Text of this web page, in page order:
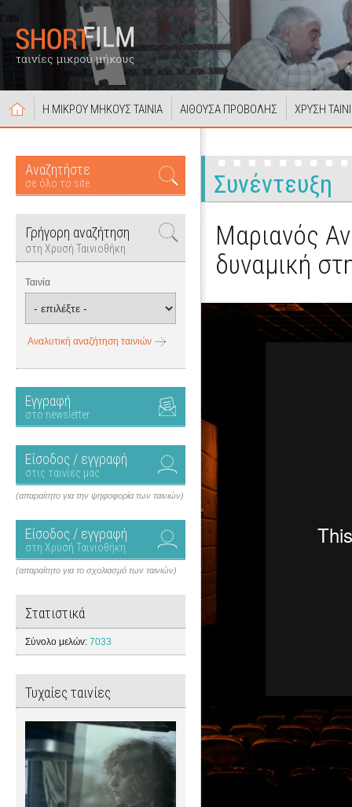
Η ΜΙΚΡΟΥ ΜΗΚΟΥΣ ΤΑΙΝΙΑ ΑΙΘΟΥΣΑ ΠΡΟΒΟΛΗΣ ΧΡΥΣΗ
Αναζητήστε
σε όλο το site
Γρήγορη αναζήτηση
στη Χρυσή Ταινιοθήκη
Ταινία
Αναλυτική αναζήτηση ταινιών
Εγγραφή
στο newsletter
Είσοδος / εγγραφή
στις ταινίες μας
(απαραίτητο για την ψηφοφορία των ταινιών)
Είσοδος / εγγραφή
στη Χρυσή Ταινιοθήκη
(απαραίτητο για το σχολιασμό των ταινιών)
Στατιστικά
Σύνολο μελών: 7033
Τυχαίες ταινίες
Συνέντευξη
Μαριανός
δυναμική